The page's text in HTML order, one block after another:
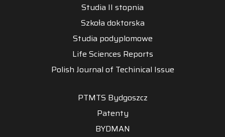
Studia II stopnia
Szkoła doktorska
Studia podyplomowe
Life Sciences Reports
Polish Journal of Techinical Issue
PTMTS Bydgoszcz
Patenty
BYDMAN